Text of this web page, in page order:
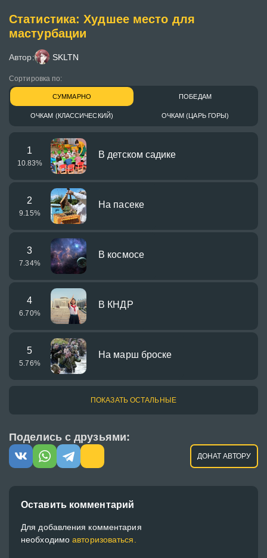
Статистика: Худшее место для
мастурбации
Автор: SKLTN
Сортировка по:
СУММАРНО ПОБЕДАМ
ОЧКАМ (КЛАССИЧЕСКИЙ) ОЧКАМ (ЦАРЬ ГОРЫ)
1
10.83%
В детском садике
2
9.15%
На пасеке
3
7.34%
В космосе
4
6.70%
В КНДР
5
5.76%
На марш броске
ПОКАЗАТЬ ОСТАЛЬНЫЕ
Поделись с друзьями:
ДОНАТ АВТОРУ
Оставить комментарий
Для добавления комментария
необходимоавторизоваться.